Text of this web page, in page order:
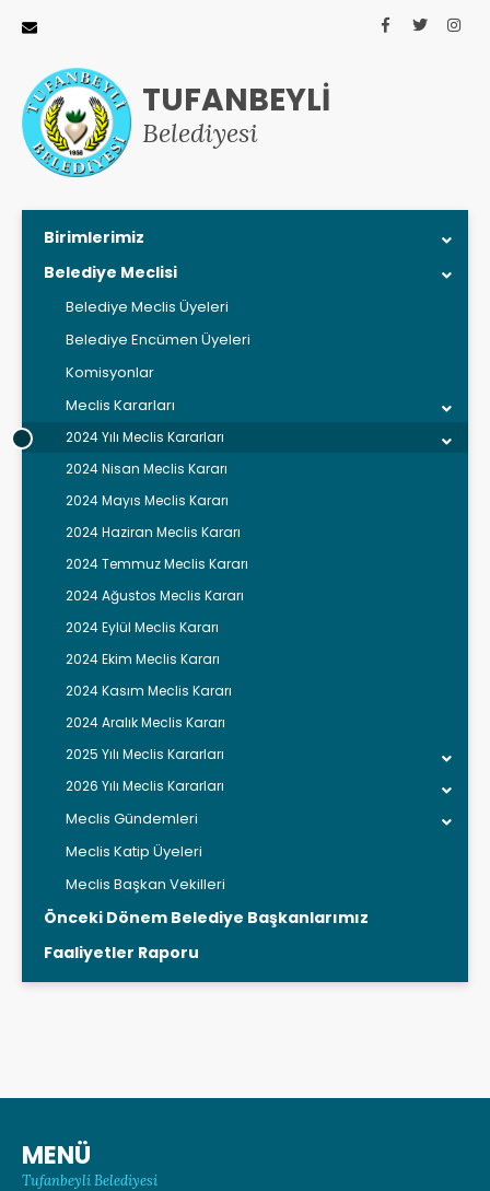
TUFANBEYLİ
Belediyesi
Birimlerimiz
Belediye Meclisi
Belediye Meclis Üyeleri
Belediye Encümen Üyeleri
Komisyonlar
Meclis Kararları
2024 Yılı Meclis Kararları
2024 Nisan Meclis Kararı
2024 Mayıs Meclis Kararı
2024 Haziran Meclis Kararı
2024 Temmuz Meclis Kararı
2024 Ağustos Meclis Kararı
2024 Eylül Meclis Kararı
2024 Ekim Meclis Kararı
2024 Kasım Meclis Kararı
2024 Aralık Meclis Kararı
2025 Yılı Meclis Kararları
2026 Yılı Meclis Kararları
Meclis Gündemleri
Meclis Katip Üyeleri
Meclis Başkan Vekilleri
Önceki Dönem Belediye Başkanlarımız
Faaliyetler Raporu
MENÜ
Tufanbeyli Belediyesi